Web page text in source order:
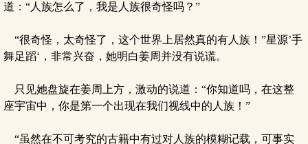
道：“人族怎么了，我是人族很奇怪吗？”
“很奇怪，太奇怪了，这个世界上居然真的有人族！”星源’手
舞足蹈‘，非常兴奋，她明白姜周并没有说谎。
只见她盘旋在姜周上方，激动的说道：“你知道吗，在这整
座宇宙中，你是第一个出现在我们视线中的人族！”
“虽然在不可考究的古籍中有过对人族的模糊记载，可事实